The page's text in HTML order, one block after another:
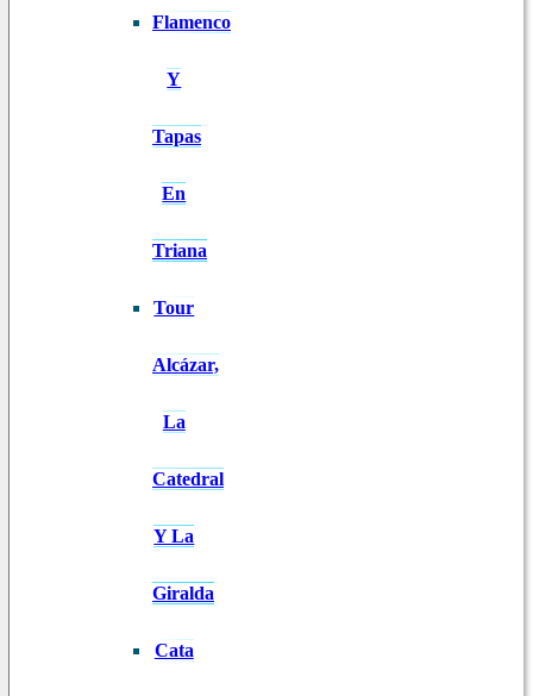
Flamenco
Y
Tapas
En
Triana
Tour
Alcázar,
La
Catedral
Y La
Giralda
Cata